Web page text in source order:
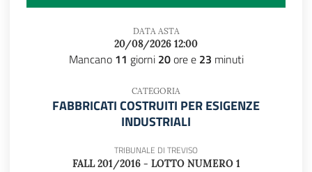
DATA ASTA
20/08/2026 12:00
Mancano 11 giorni 20ore e 23 minuti
CATEGORIA
FABBRICATI COSTRUITI PER ESIGENZE
INDUSTRIALI
TRIBUNALE DI TREVISO
FALL 201/2016 - LOTTO NUMERO 1